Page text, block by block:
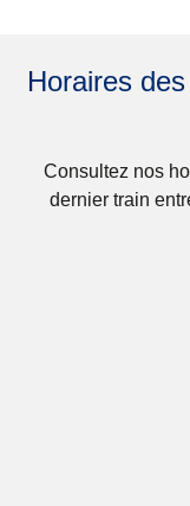
Horaires
Consultez nos
dernier train